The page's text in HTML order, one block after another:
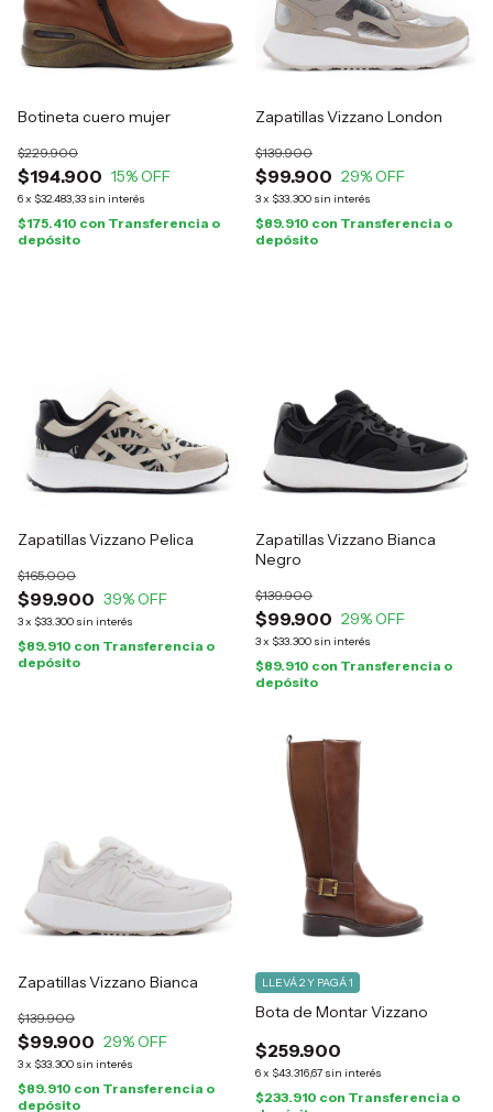
Botineta cuero mujer
$194.900
$229.900
15% OFF
6x $32.483,33 sin interés
$175.410 con Transferencia o
depósito
Zapatillas Vizzano London
$99.900
$139.900
29% OFF
3x $33.300 sin interés
$89.910 con Transferencia o
depósito
Zapatillas Vizzano Pelica
$99.900
$165.000
39% OFF
3x $33.300 sin interés
$89.910 con Transferencia o
depósito
Zapatillas Vizzano Bianca
Negro
$99.900
$139.900
29% OFF
3x $33.300 sin interés
$89.910 con Transferencia o
depósito
Zapatillas Vizzano Bianca
$99.900
$139.900
29% OFF
3x $33.300 sin interés
$89.910 con Transferencia o
depósito
Bota de Montar Vizzano
$259.900
6x $43.316,67 sin interés
LLEVÁ 2 Y PAGÁ 1
$233.910 con Transferencia o